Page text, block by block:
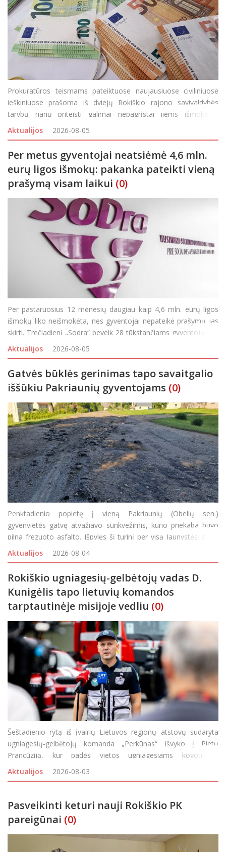
Prokuratūros teismams pateiktuose naujausiuose civiliniuose
ieškiniuose prašoma iš dviejų Rokiškio rajono savivaldybės
tarybų narių priteisti galimai nepagrįstai jiems išmokėtas
išmokas. Panevėžio apygardos prokuratūros prokuroras,
atliekantis vi
Aktualijos 2026-08-05
Per metus gyventojai neatsiėmė 4,6 mln.
eurų ligos išmokų: pakanka pateikti vieną
prašymą visam laikui (0)
Per pastaruosius 12 mėnesių daugiau kaip 4,6 mln. eurų ligos
išmokų liko neišmokėta, nes gyventojai nepateikė prašymų jas
skirti. Trečiadienį „Sodra“ beveik 28 tūkstančiams gyventojų į jų
asmenines paskyras ir elektroniniu paštu išsiuntė priminimus, kvi
Aktualijos 2026-08-05
Gatvės būklės gerinimas tapo savaitgalio
iššūkiu Pakriaunių gyventojams (0)
Penktadienio popietę į vieną Pakriaunių (Obelių sen.)
gyvenvietės gatvę atvažiavo sunkvežimis, kurio priekaba buvo
pilna frezuoto asfalto. Išpylęs šį turinį per visą Jaunystės g. ilgį
vairuotojas išvažiavo, o gyventojai visą savaitgalį buvo priversti
važiuoti gatvelės šon
Aktualijos 2026-08-04
Rokiškio ugniagesių-gelbėtojų vadas D.
Kunigėlis tapo lietuvių komandos
tarptautinėje misijoje vedliu (0)
Šeštadienio rytą iš įvairių Lietuvos regionų atstovų sudaryta
ugniagesių-gelbėtojų komanda „Perkūnas“ išvyko į Pietų
Prancūziją, kur padės vietos ugniagesiams kovoti su
siautėjančiais didžiuliais miškų gaisrais. Keturių dešimčių
savanorių būriui
Aktualijos 2026-08-03
Pasveikinti keturi nauji Rokiškio PK
pareigūnai (0)